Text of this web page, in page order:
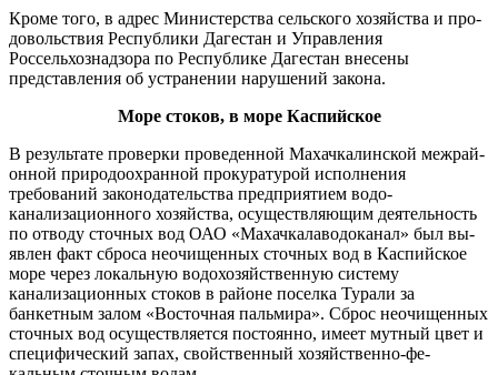
Кроме того, в адрес Министер­ства сельского хозяйства и про­
довольствия Республики Дагестан и Управления
Россельхознадзора по Республике Дагестан внесены
представления об устранении на­рушений закона.
Море стоков, в море Каспийское
В результате проверки прове­денной Махачкалинской межрай­
онной природоохранной проку­ратурой исполнения
требований законодательства предприятием водо-
канализационного хозяй­ства, осуществляющим деятель­ность
по отводу сточных вод ОАО «Махачкалаводоканал» был вы­
явлен факт сброса неочищенных сточных вод в Каспийское
море через локальную водохозяй­ственную систему
канализаци­онных стоков в районе поселка Турали за
банкетным залом «Вос­точная пальмира». Сброс неочи­щенных
сточных вод осуществля­ется постоянно, имеет мутный цвет и
специфический запах, свойственный хозяйственно-фе­